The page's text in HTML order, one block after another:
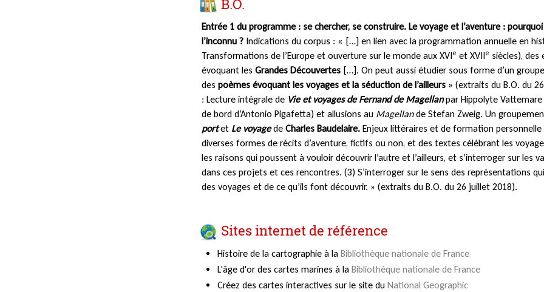
B.O.
Entrée 1 du programme : se chercher, se construire. Le voyage et l’aventure :
l’inconnu ? Indications du corpus : « […] en lien avec la programmation annuelle en
Transformations de l’Europe et ouverture sur le monde aux XVIe et XVIIe siècles), des
évoquant les Grandes Découvertes […]. On peut aussi étudier sous forme d’un
des poèmes évoquant les voyages et la séduction de l’ailleurs » (extraits du B.O. du
: Lecture intégrale de Vie et voyages de Fernand de Magellanpar Hippolyte Vattemare
de bord d’Antonio Pigafetta) et allusions au Magellande Stefan Zweig. Un
portet Le voyagede Charles Baudelaire. Enjeux littéraires et de formation
diverses formes de récits d’aventure, fictifs ou non, et des textes célébrant les
les raisons qui poussent à vouloir découvrir l’autre et l’ailleurs, et s’interroger sur les
dans ces projets et ces rencontres. (3) S’interroger sur le sens des représentations
des voyages et de ce qu’ils font découvrir. » (extraits du B.O. du 26 juillet 2018).
Sites internet de référence
Histoire de la cartographie à la Bibliothèque nationale de France
L'âge d'or des cartes marines à la Bibliothèque nationale de France
Créez des cartes interactives sur le site du National Geographic